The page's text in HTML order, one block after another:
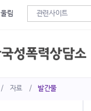
/ 자료 / 발간물
울림